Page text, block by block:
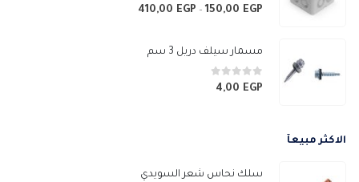
0من 5150,00 EGP
–
410,00 EGP
مسمار سيلف دريل 3 سم
0من 54,00 EGP
الاكثر مبيعآ
سلك نحاس شعر السويدي